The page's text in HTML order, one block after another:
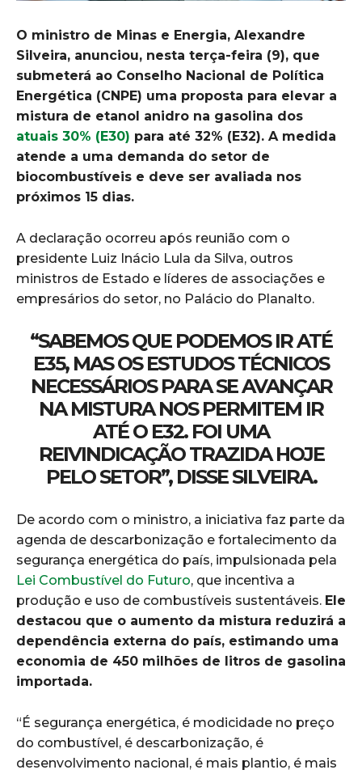
O ministro de Minas e Energia, Alexandre
Silveira, anunciou, nesta terça-feira (9), que
submeterá ao Conselho Nacional de Política
Energética (CNPE) uma proposta para elevar a
mistura de etanol anidro na gasolina dos
atuais 30% (E30) para até 32% (E32). A medida
atende a uma demanda do setor de
biocombustíveis e deve ser avaliada nos
próximos 15 dias.
A declaração ocorreu após reunião com o
presidente Luiz Inácio Lula da Silva, outros
ministros de Estado e líderes de associações e
empresários do setor, no Palácio do Planalto.
“SABEMOS QUE PODEMOS IR ATÉ
E35, MAS OS ESTUDOS TÉCNICOS
NECESSÁRIOS PARA SE AVANÇAR
NA MISTURA NOS PERMITEM IR
ATÉ O E32. FOI UMA
REIVINDICAÇÃO TRAZIDA HOJE
PELO SETOR”, DISSE SILVEIRA.
De acordo com o ministro, a iniciativa faz parte da
agenda de descarbonização e fortalecimento da
segurança energética do país, impulsionada pela
Lei Combustível do Futuro, que incentiva a
produção e uso de combustíveis sustentáveis. Ele
destacou que o aumento da mistura reduzirá a
dependência externa do país, estimando uma
economia de 450 milhões de litros de gasolina
importada.
“É segurança energética, é modicidade no preço
do combustível, é descarbonização, é
desenvolvimento nacional, é mais plantio, é mais